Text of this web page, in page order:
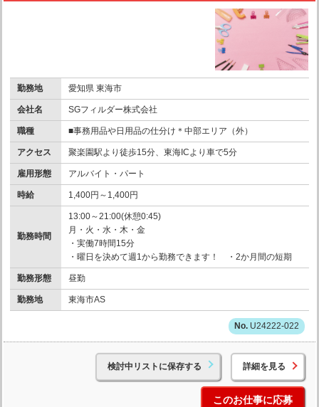
勤務地 愛知県 東海市
会社名 SGフィルダー株式会社
職種 ■事務用品や日用品の仕分け＊中部エリア（外）
アクセス 聚楽園駅より徒歩15分、東海ICより車で5分
雇用形態 アルバイト・パート
時給 1,400円～1,400円
勤務時間
13:00～21:00(休憩0:45)
月・火・水・木・金
・実働7時間15分
・曜日を決めて週1から勤務できます！ ・2か月間の短期
勤務形態 昼勤
勤務地 東海市AS
U24222-022
検討中リストに保存する 詳細を見る
このお仕事に応募